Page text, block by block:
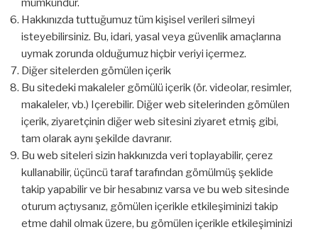
mümkündür.
Hakkınızda tuttuğumuz tüm kişisel verileri silmeyi
isteyebilirsiniz. Bu, idari, yasal veya güvenlik amaçlarına
uymak zorunda olduğumuz hiçbir veriyi içermez.
Diğer sitelerden gömülen içerik
Bu sitedeki makaleler gömülü içerik (ör. videolar, resimler,
makaleler, vb.) Içerebilir. Diğer web sitelerinden gömülen
içerik, ziyaretçinin diğer web sitesini ziyaret etmiş gibi,
tam olarak aynı şekilde davranır.
Bu web siteleri sizin hakkınızda veri toplayabilir, çerez
kullanabilir, üçüncü taraf tarafından gömülmüş şeklide
takip yapabilir ve bir hesabınız varsa ve bu web sitesinde
oturum açtıysanız, gömülen içerikle etkileşiminizi takip
etme dahil olmak üzere, bu gömülen içerikle etkileşiminizi